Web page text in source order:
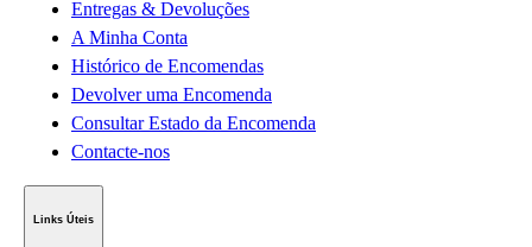
Entregas & Devoluções
A Minha Conta
Histórico de Encomendas
Devolver uma Encomenda
Consultar Estado da Encomenda
Contacte-nos
Links Úteis